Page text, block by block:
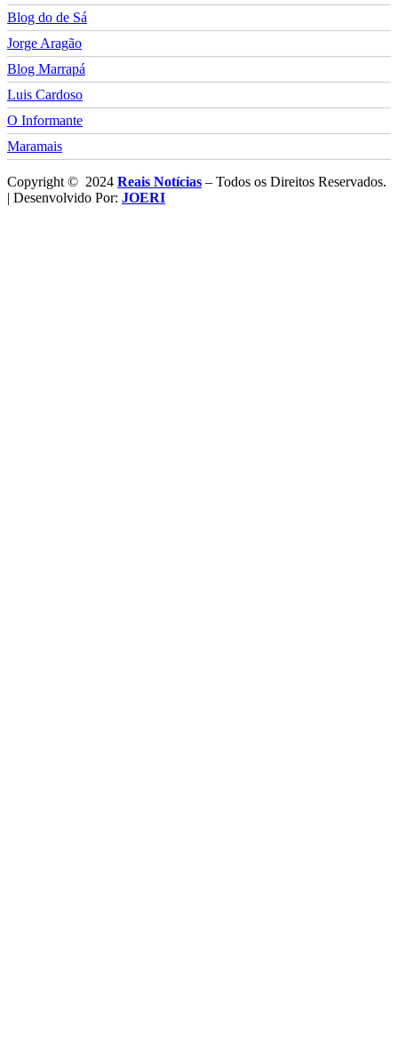
Blog do de Sá
Jorge Aragão
Blog Marrapá
Luis Cardoso
O Informante
Maramais
Copyright © 2024 Reais Notícias – Todos os Direitos Reservados.
| Desenvolvido Por: JOERI